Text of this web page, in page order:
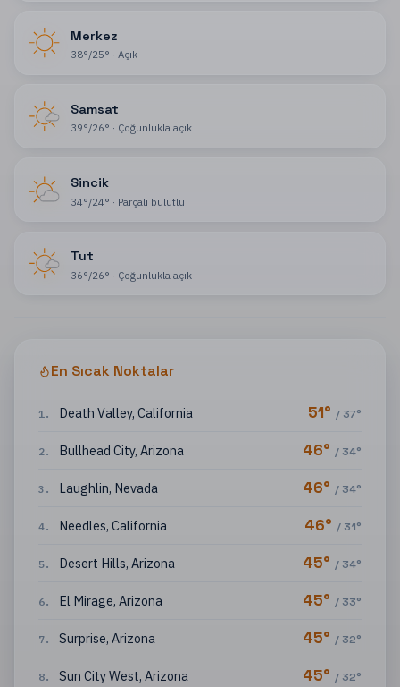
Merkez
38°/25° · Açık
Samsat
39°/26° · Çoğunlukla açık
Sincik
34°/24° · Parçalı bulutlu
Tut
36°/26° · Çoğunlukla açık
En Sıcak Noktalar
1. Death Valley, California 51° / 37°
2. Bullhead City, Arizona 46° / 34°
3 . Laughlin, Nevada 46° / 34°
4. Needles, California 46° / 31°
5. Desert Hills, Arizona 45° / 34°
6. El Mirage, Arizona 45° / 33°
7. Surprise, Arizona 45° / 32°
8. Sun City West, Arizona 45° / 32°